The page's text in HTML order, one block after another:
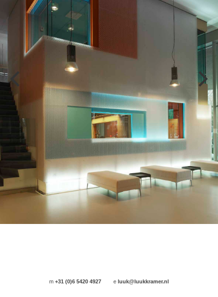
m+31 (0)6 5420 4927 e luuk@luukkramer.nl